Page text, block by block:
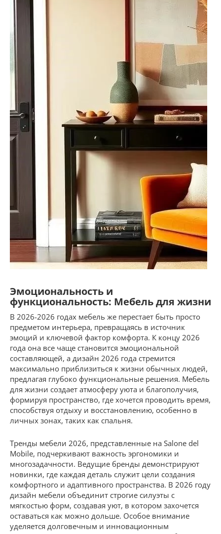
Эмоциональность и
функциональность: Мебель для жизни
В 2026-2026 годах мебель же перестает быть просто
предметом интерьера, превращаясь в источник
эмоций и ключевой фактор комфорта. К концу 2026
года она все чаще становится эмоциональной
составляющей, а дизайн 2026 года стремится
максимально приблизиться к жизни обычных людей,
предлагая глубоко функциональные решения. Мебель
для жизни создает атмосферу уюта и благополучия,
формируя пространство, где хочется проводить время,
способствуя отдыху и восстановлению, особенно в
личных зонах, таких как спальня.
Тренды мебели 2026, представленные на Salone del
Mobile, подчеркивают важность эргономики и
многозадачности. Ведущие бренды демонстрируют
новинки, где каждая деталь служит цели создания
комфортного и адаптивного пространства. В 2026 году
дизайн мебели объединит строгие силуэты с
мягкостью форм, создавая уют, в котором захочется
оставаться как можно дольше. Особое внимание
уделяется долговечным и инновационным